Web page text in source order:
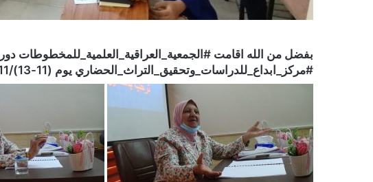
بفضل من الله اقامت #الجمعية_العراقية_العلمية_للمخطوطات
#مركز_ابداع_للدراسات_وتحقيق_التراث_الحضاري يوم (11-13)/11/ 2021 في بغداد شارع فلسطين مقر الجمعية